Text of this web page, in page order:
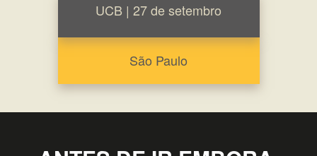
UCB | 27 de setembro
São Paulo